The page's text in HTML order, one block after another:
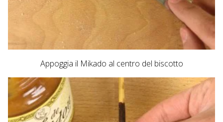
Appoggia il Mikado al centro del biscotto